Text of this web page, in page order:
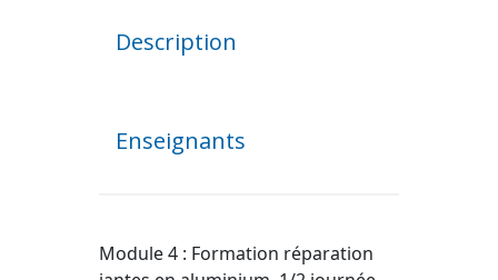
Description
Enseignants
Module 4 : Formation réparation